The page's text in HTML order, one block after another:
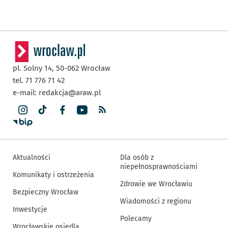
pl. Solny 14, 50-062 Wrocław
tel. 71 776 71 42
e-mail: redakcja@araw.pl
Aktualności
Komunikaty i ostrzeżenia
Bezpieczny Wrocław
Inwestycje
Dla osób z
niepełnosprawnościami
Zdrowie we Wrocławiu
Wiadomości z regionu
Polecamy